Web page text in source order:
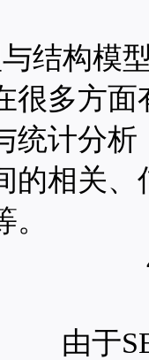
结构模
很多方
统计分
的相关
由于